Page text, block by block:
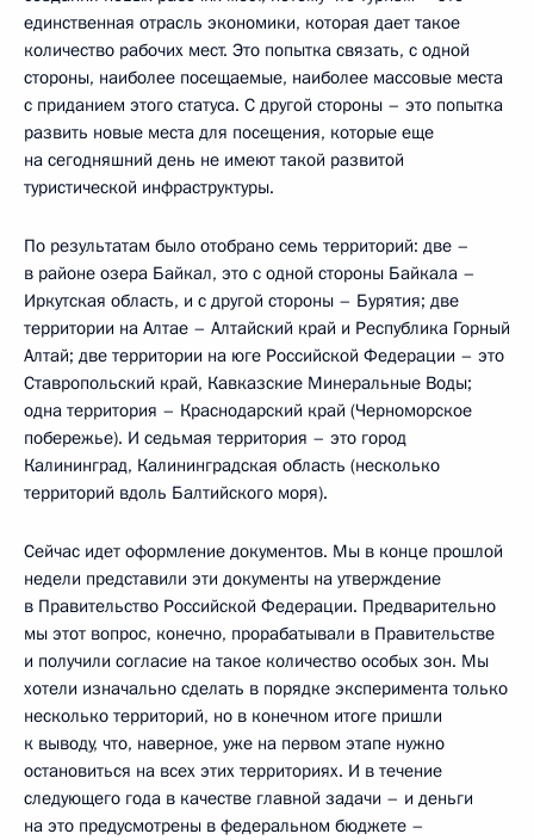
единственная отрасль экономики, которая дает такое
количество рабочих мест. Это попытка связать, с одной
стороны, наиболее посещаемые, наиболее массовые места
с приданием этого статуса. С другой стороны – это попытка
развить новые места для посещения, которые еще
на сегодняшний день не имеют такой развитой
туристической инфраструктуры.
По результатам было отобрано семь территорий: две –
в районе озера Байкал, это с одной стороны Байкала –
Иркутская область, и с другой стороны – Бурятия; две
территории на Алтае – Алтайский край и Республика Горный
Алтай; две территории на юге Российской Федерации – это
Ставропольский край, Кавказские Минеральные Воды;
одна территория – Краснодарский край (Черноморское
побережье). И седьмая территория – это город
Калининград, Калининградская область (несколько
территорий вдоль Балтийского моря).
Сейчас идет оформление документов. Мы в конце прошлой
недели представили эти документы на утверждение
в Правительство Российской Федерации. Предварительно
мы этот вопрос, конечно, прорабатывали в Правительстве
и получили согласие на такое количество особых зон. Мы
хотели изначально сделать в порядке эксперимента только
несколько территорий, но в конечном итоге пришли
к выводу, что, наверное, уже на первом этапе нужно
остановиться на всех этих территориях. И в течение
следующего года в качестве главной задачи – и деньги
на это предусмотрены в федеральном бюджете –